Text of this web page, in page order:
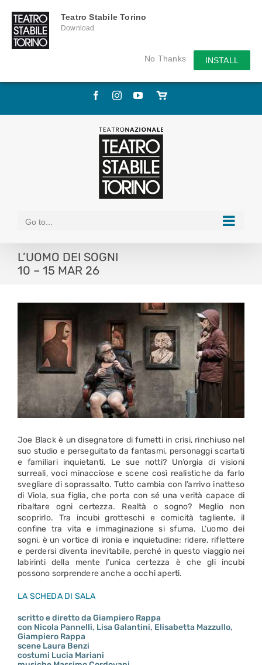
Teatro Stabile Torino
Download
No Thanks INSTALL
Skip
FacebookInstagramYouTube
Store
Go to...
L’UOMO DEI SOGNI
10 – 15 MAR 26
Joe Black è un disegnatore di fumetti in crisi, rinchiuso nel
suo studio e perseguitato da fantasmi, personaggi scartati
e familiari inquietanti. Le sue notti? Un’orgia di visioni
surreali, voci minacciose e scene così realistiche da farlo
svegliare di soprassalto. Tutto cambia con l’arrivo inatteso
di Viola, sua figlia, che porta con sé una verità capace di
ribaltare ogni certezza. Realtà o sogno? Meglio non
scoprirlo. Tra incubi grotteschi e comicità tagliente, il
confine tra vita e immaginazione si sfuma. L’uomo dei
sogni, è un vortice di ironia e inquietudine: ridere, riflettere
e perdersi diventa inevitabile, perché in questo viaggio nei
labirinti della mente l’unica certezza è che gli incubi
possono sorprendere anche a occhi aperti.
LA SCHEDA DI SALA
scritto e diretto da Giampiero Rappa
con Nicola Pannelli, Lisa Galantini, Elisabetta Mazzullo,
Giampiero Rappa
scene Laura Benzi
costumi Lucia Mariani